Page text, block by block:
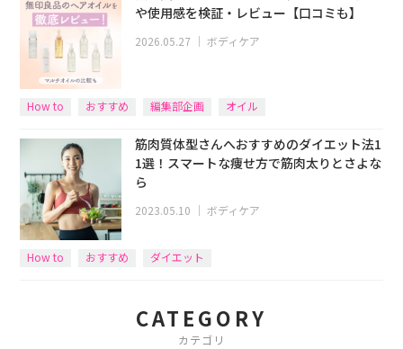
や使用感を検証・レビュー【口コミも】
2026.05.27 ｜ボディケア
How to おすすめ 編集部企画 オイル
筋肉質体型さんへおすすめのダイエット法1
1選！スマートな痩せ方で筋肉太りとさよな
ら
2023.05.10 ｜ボディケア
How to おすすめ ダイエット
CATEGORY
カテゴリ